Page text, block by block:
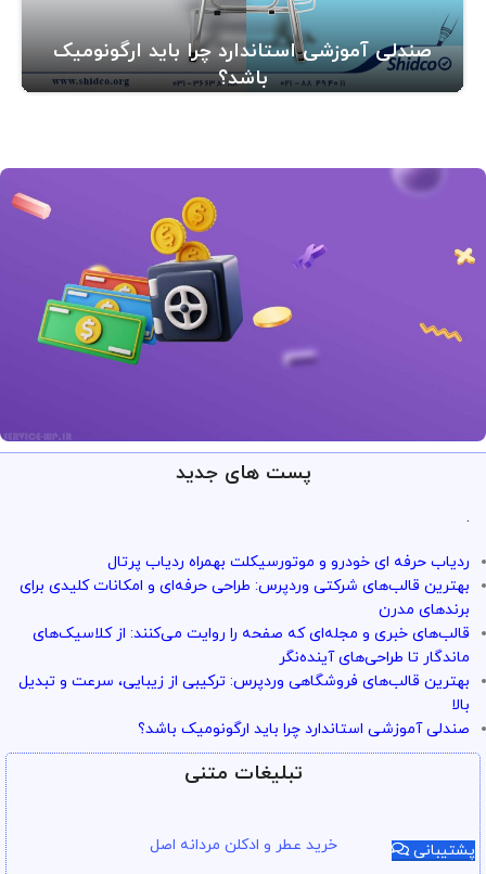
صندلی آموزشی استاندارد چرا باید ارگونومیک
باشد؟
با خیال راحت میتونی از خدمات و سرویس ها استفاده کنی
پست های جدید
.
ردیاب حرفه ای خودرو و موتورسیکلت بهمراه ردیاب پرتال
بهترین قالب‌های شرکتی وردپرس: طراحی حرفه‌ای و امکانات کلیدی برای
برندهای مدرن
قالب‌های خبری و مجله‌ای که صفحه را روایت می‌کنند: از کلاسیک‌های
ماندگار تا طراحی‌های آینده‌نگر
بهترین قالب‌های فروشگاهی وردپرس: ترکیبی از زیبایی، سرعت و تبدیل
بالا
صندلی آموزشی استاندارد چرا باید ارگونومیک باشد؟
تبلیغات متنی
خرید عطر و ادکلن مردانه اصل
پشتیبانی